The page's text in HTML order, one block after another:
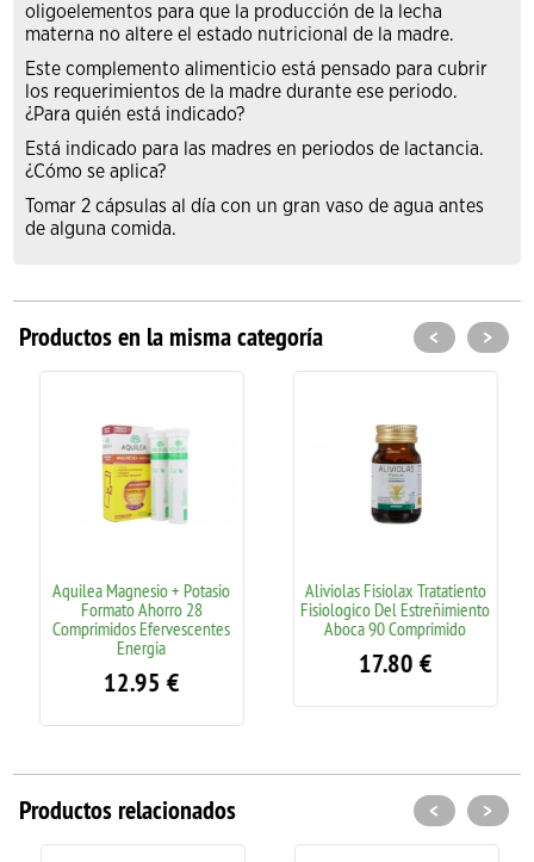
oligoelementos para que la producción de la lecha
materna no altere el estado nutricional de la madre.
Este complemento alimenticio está pensado para cubrir
los requerimientos de la madre durante ese periodo.
¿Para quién está indicado?
Está indicado para las madres en periodos de lactancia.
¿Cómo se aplica?
Tomar 2 cápsulas al día con un gran vaso de agua antes
de alguna comida.
Productos en la misma categoría
Aquilea Magnesio + Potasio
Formato Ahorro 28
Comprimidos Efervescentes
Energia
12.95 €
Aliviolas Fisiolax Tratatiento
Fisiologico Del Estreñimiento
Aboca 90 Comprimido
17.80€
< >
Productos relacionados < >